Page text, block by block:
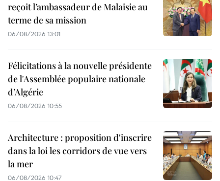
reçoit l’ambassadeur de Malaisie au
terme de sa mission
06/08/2026 13:01
Félicitations à la nouvelle présidente
de l'Assemblée populaire nationale
d’Algérie
06/08/2026 10:55
Architecture : proposition d'inscrire
dans la loi les corridors de vue vers
la mer
06/08/2026 10:47